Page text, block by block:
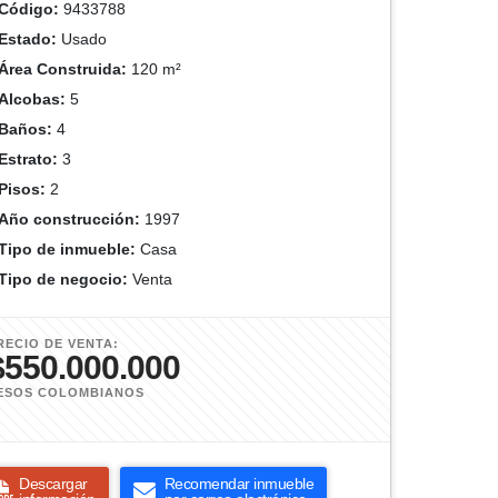
9433788
Usado
Construida: 120 m²
5
4
3
2
construcción: 1997
de inmueble: Casa
de negocio: Venta
DE VENTA:
COLOMBIANOS
Descargar
Recomendar inmueble